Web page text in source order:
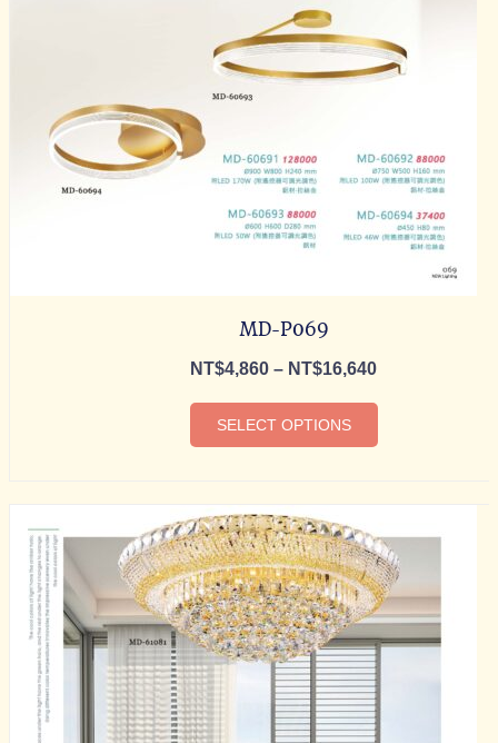
MD-P069
NT$4,860 – NT$16,640
SELECT OPTIONS